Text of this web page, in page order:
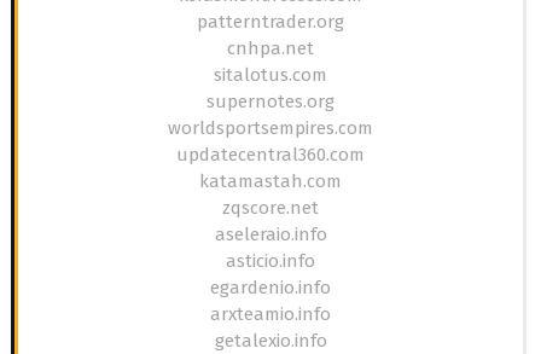
patterntrader.org
cnhpa.net
sitalotus.com
supernotes.org
worldsportsempires.com
updatecentral360.com
katamastah.com
zqscore.net
aseleraio.info
asticio.info
egardenio.info
arxteamio.info
getalexio.info